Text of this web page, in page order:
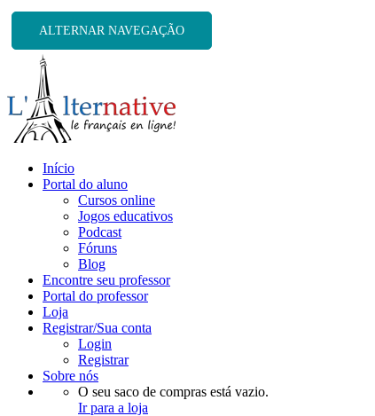
ALTERNAR NAVEGAÇÃO
Início
Portal do aluno
Cursos online
Jogos educativos
Podcast
Fóruns
Blog
Encontre seu professor
Portal do professor
Loja
Registrar/Sua conta
Login
Registrar
Sobre nós
O seu saco de compras está vazio.
Ir para a loja